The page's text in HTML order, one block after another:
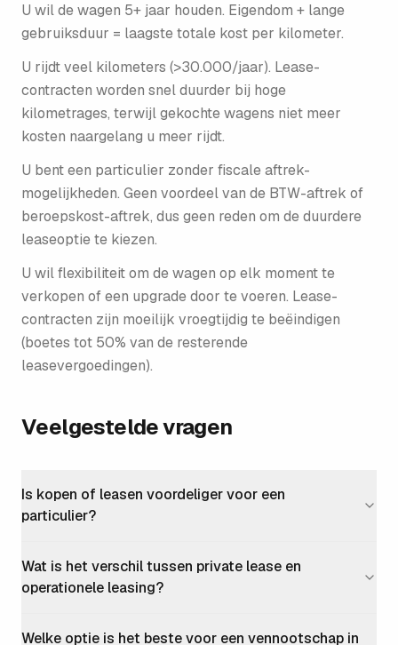
U wil de wagen 5+ jaar houden. Eigendom + lange
gebruiksduur = laagste totale kost per kilometer.
U rijdt veel kilometers (>30.000/jaar). Lease­
contracten worden snel duurder bij hoge
kilometrages, terwijl gekochte wagens niet meer
kosten naargelang u meer rijdt.
U bent een particulier zonder fiscale aftrek-
mogelijkheden. Geen voordeel van de BTW-aftrek of
beroepskost-aftrek, dus geen reden om de duurdere
lease­optie te kiezen.
U wil flexibiliteit om de wagen op elk moment te
verkopen of een upgrade door te voeren. Lease­
contracten zijn moeilijk vroegtijdig te beëindigen
(boetes tot 50% van de resterende
leasevergoedingen).
Veelgestelde vragen
Is kopen of leasen voordeliger voor een
particulier?
Wat is het verschil tussen private lease en
operationele leasing?
Welke optie is het beste voor een vennootschap in